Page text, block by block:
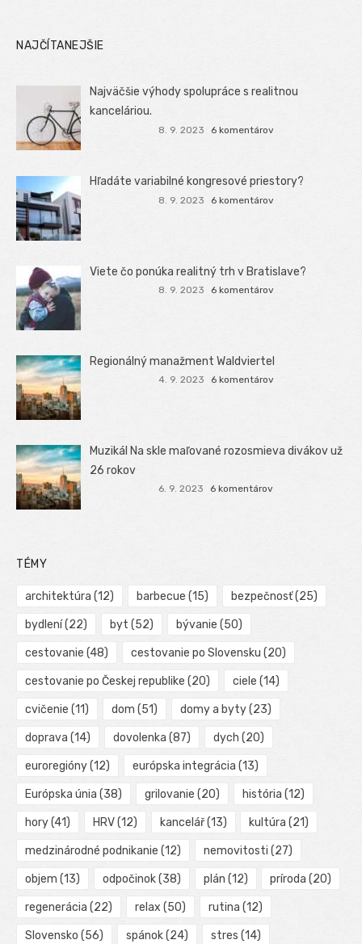
NAJČÍTANEJŠIE
Najväčšie výhody spolupráce s realitnou
kanceláriou.
8. 9. 2023 6 komentárov
Hľadáte variabilné kongresové priestory?
8. 9. 2023 6 komentárov
Viete čo ponúka realitný trh v Bratislave?
8. 9. 2023 6 komentárov
Regionálný manažment Waldviertel
4. 9. 2023 6 komentárov
Muzikál Na skle maľované rozosmieva divákov už
26 rokov
6. 9. 2023 6 komentárov
TÉMY
architektúra (12) barbecue (15) bezpečnosť(25)
bydlení(22) byt (52) bývanie (50)
cestovanie (48) cestovanie po Slovensku (20)
cestovanie po Českej republike (20) ciele (14)
cvičenie (11) dom (51) domy a byty(23)
doprava (14) dovolenka (87) dych (20)
euroregióny(12) európska integrácia (13)
Európska únia (38) grilovanie (20) história (12)
hory(41) HRV(12) kancelář(13) kultúra (21)
medzinárodné podnikanie (12) nemovitosti (27)
objem (13) odpočinok(38) plán (12) príroda (20)
regenerácia (22) relax (50) rutina (12)
Slovensko (56) spánok(24) stres (14)